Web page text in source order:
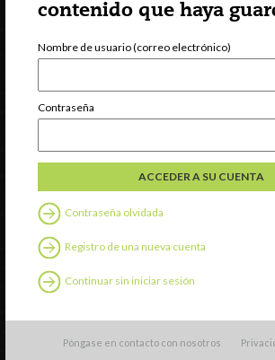
contenido que haya
Nombre de usuario (correo electrónico)
Contraseña
Contraseña olvidada
Registro de una nueva cuenta
Continuar sin iniciar sesión
Póngase en contacto con nosotros
INCCRRA
Gateways
ExceleRate
Español